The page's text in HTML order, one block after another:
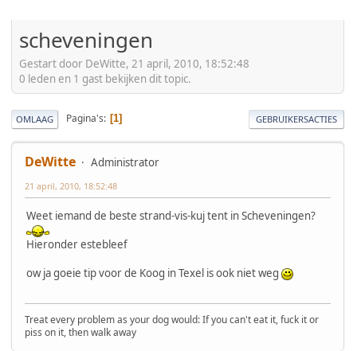
scheveningen
Gestart door DeWitte, 21 april, 2010, 18:52:48
0 leden en 1 gast bekijken dit topic.
OMLAAG Pagina's 1 GEBRUIKERSACTIES
DeWitte Administrator
21 april, 2010, 18:52:48
Weet iemand de beste strand-vis-kuj tent in Scheveningen?
Hieronder estebleef
ow ja goeie tip voor de Koog in Texel is ook niet weg
Treat every problem as your dog would: If you can't eat it, fuck it or
piss on it, then walk away